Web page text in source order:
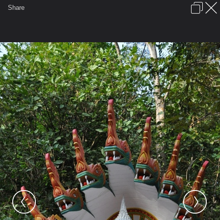
เข้าสู่ระบบหรือลงทะเบียน
รูปภาพ ... anand ไปถวายพระพรพระบาทสมเด็จพระเจ้าอยู่หัว
064
หน้าแรก เว็บบอร์ด มีอะไรใหม่ รูปภาพ
คอลเล็คชั่น สถานที่ กล้อง แท็ก ...
ภาษาไทย ช่วยเหลือ
Share